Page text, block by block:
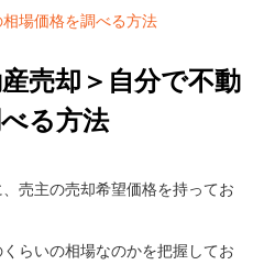
場価格を調べる方法
売却＞自分で不動
る方法
売主の売却希望価格を持ってお
らいの相場なのかを把握してお